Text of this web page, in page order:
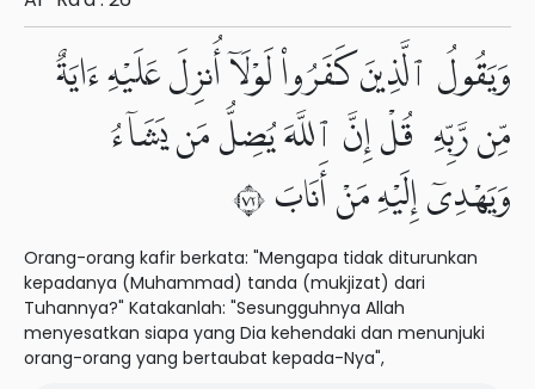
وَيَقُولُ ٱلَّذِينَ كَفَرُوا۟ لَوْلَآ أُنزِلَ عَلَيْهِ ءَايَةٌ
مِّن رَّبِّهِۦ قُلْ إِنَّ ٱللَّهَ يُضِلُّ مَن يَشَآءُ
وَيَهْدِىٓ إِلَيْهِ مَنْ أَنَابَ ٢٧
Orang-orang kafir berkata: "Mengapa tidak diturunkan
kepadanya (Muhammad) tanda (mukjizat) dari
Tuhannya?" Katakanlah: "Sesungguhnya Allah
menyesatkan siapa yang Dia kehendaki dan menunjuki
orang-orang yang bertaubat kepada-Nya",